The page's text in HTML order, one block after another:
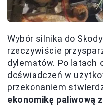
Wybór silnika do
rzeczywiście
dylematów. Po latach
doświadczeń w
przekonaniem
ekonomikę paliwową